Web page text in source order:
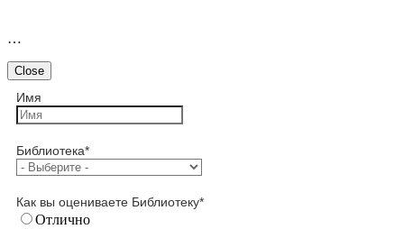
…
Close
Имя
Библиотека*
Как вы оцениваете Библиотеку*
Отлично